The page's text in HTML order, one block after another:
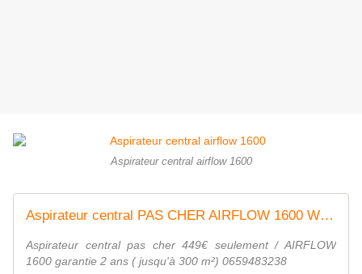
Aspirateur central airflow 1600
Aspirateur central PAS CHER AIRFLOW 1600 W ( jusqu'à 300 m²) 449 €
Aspirateur central pas cher 449€ seulement / AIRFLOW
1600 garantie 2 ans ( jusqu'à 300 m²) 0659483238